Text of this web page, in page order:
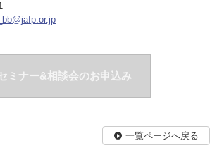
ミナー&相談会のお申込み
一覧ページへ戻る